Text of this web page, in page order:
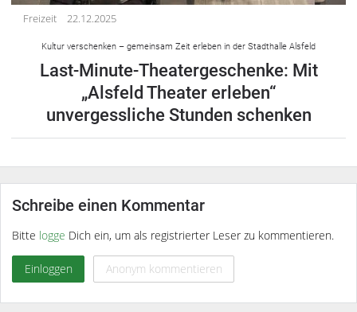
Freizeit 22.12.2025
Kultur verschenken – gemeinsam Zeit erleben in der Stadthalle Alsfeld
Last-Minute-Theatergeschenke: Mit
„Alsfeld Theater erleben“
unvergessliche Stunden schenken
Schreibe einen Kommentar
Bitte logge Dich ein, um als registrierter Leser zu kommentieren.
Einloggen Anonym kommentieren